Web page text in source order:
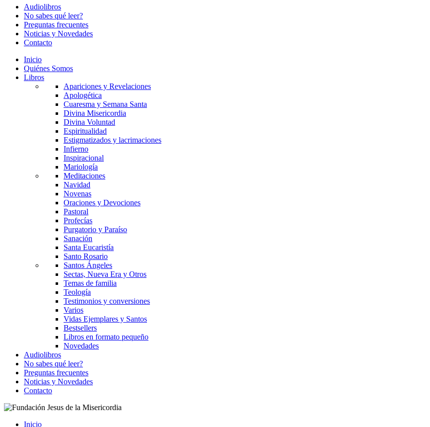
Audiolibros
No sabes qué leer?
Preguntas frecuentes
Noticias y Novedades
Contacto
Inicio
Quiénes Somos
Libros
Apariciones y Revelaciones
Apologética
Cuaresma y Semana Santa
Divina Misericordia
Divina Voluntad
Espiritualidad
Estigmatizados y lacrimaciones
Infierno
Inspiracional
Mariología
Meditaciones
Navidad
Novenas
Oraciones y Devociones
Pastoral
Profecías
Purgatorio y Paraíso
Sanación
Santa Eucaristía
Santo Rosario
Santos Ángeles
Sectas, Nueva Era y Otros
Temas de familia
Teología
Testimonios y conversiones
Varios
Vidas Ejemplares y Santos
Bestsellers
Libros en formato pequeño
Novedades
Audiolibros
No sabes qué leer?
Preguntas frecuentes
Noticias y Novedades
Contacto
Inicio